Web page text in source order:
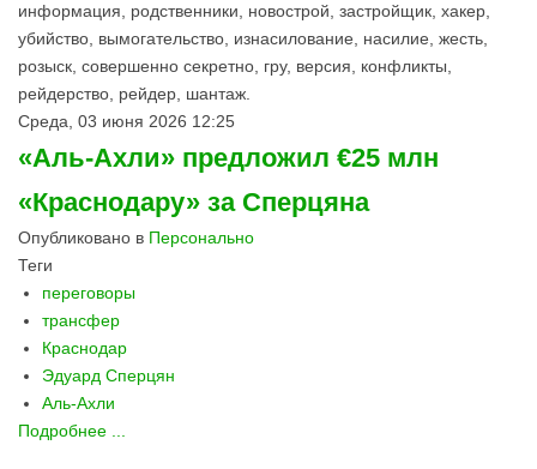
информация, родственники, новострой, застройщик, хакер,
убийство, вымогательство, изнасилование, насилие, жесть,
розыск, совершенно секретно, гру, версия, конфликты,
рейдерство, рейдер, шантаж.
Среда, 03 июня 2026 12:25
«Аль-Ахли» предложил €25 млн
«Краснодару» за Сперцяна
Опубликовано в Персонально
Теги
переговоры
трансфер
Краснодар
Эдуард Сперцян
Аль-Ахли
Подробнее ...